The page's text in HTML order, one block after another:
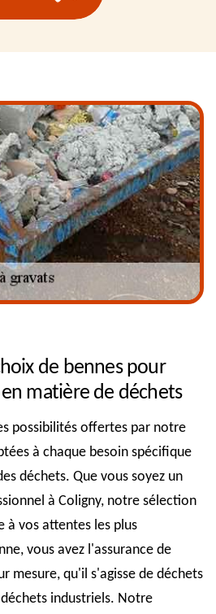
de bennes pour
matière de déchets
possibilités offertes par notre
à chaque besoin spécifique
déchets. Que vous soyez un
à Coligny, notre sélection
à vos attentes les plus
vous avez l'assurance de
mesure, qu'il s'agisse de déchets
industriels. Notre